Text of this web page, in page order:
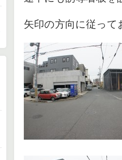
矢印の方向に従っ